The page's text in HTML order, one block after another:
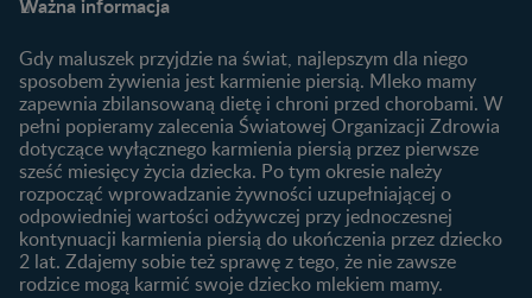
Produkty
Wyszukiwarka produktów
Nasze marki
Plamienie implantacyjne –
Jak zaplanować płeć
dziecka?
Jak rozpoznać dni płodne?
Badania przed ciążą
Planowanie urlopu
macierzyńskiego
1. trymestr ciąży
2. trymestr ciąży
3. trymestr ciąży
Rozwój dziecka
Kalendarz rozwoju dziecka
Żywienie dziecka
10 sposobów jak poprawić
Gdy maluszek przyjdzie na świat, najlepszym dla niego
sposobem żywienia jest karmienie piersią. Mleko mamy
zapewnia zbilansowaną dietę i chroni przed chorobami. W
pełni popieramy zalecenia Światowej Organizacji Zdrowia
dotyczące wyłącznego karmienia piersią przez pierwsze
sześć miesięcy życia dziecka. Po tym okresie należy
rozpocząć wprowadzanie żywności uzupełniającej o
odpowiedniej wartości odżywczej przy jednoczesnej
kontynuacji karmienia piersią do ukończenia przez dziecko
2 lat. Zdajemy sobie też sprawę z tego, że nie zawsze
rodzice mogą karmić swoje dziecko mlekiem mamy.